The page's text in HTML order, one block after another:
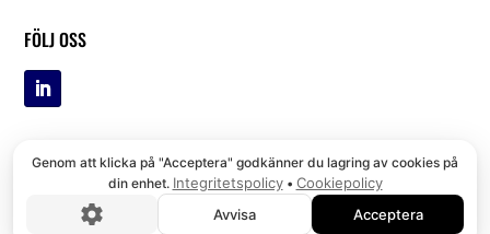
FÖLJ OSS
© Copyright2025,Trafikverket
Genom att klicka på "Acceptera" godkänner du lagring av cookies på
din enhet. Integritetspolicy• Cookiepolicy
Avvisa
Acceptera